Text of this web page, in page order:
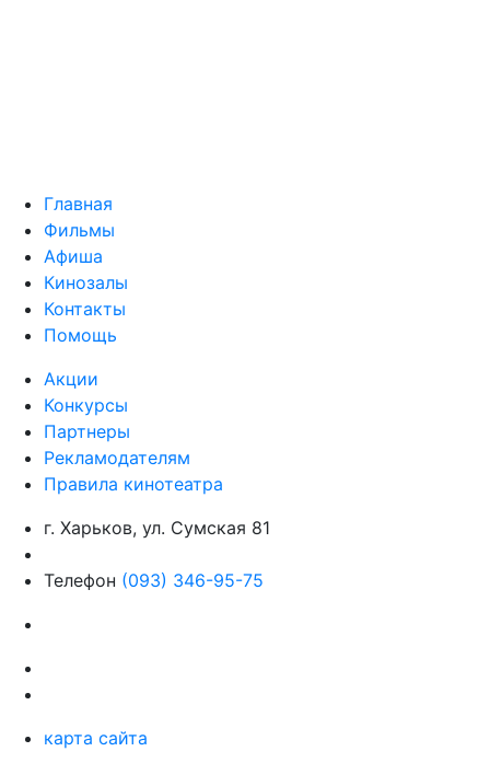
Главная
Фильмы
Афиша
Кинозалы
Контакты
Помощь
Акции
Конкурсы
Партнеры
Рекламодателям
Правила кинотеатра
г. Харьков, ул. Сумская 81
Телефон (093) 346-95-75
карта сайта